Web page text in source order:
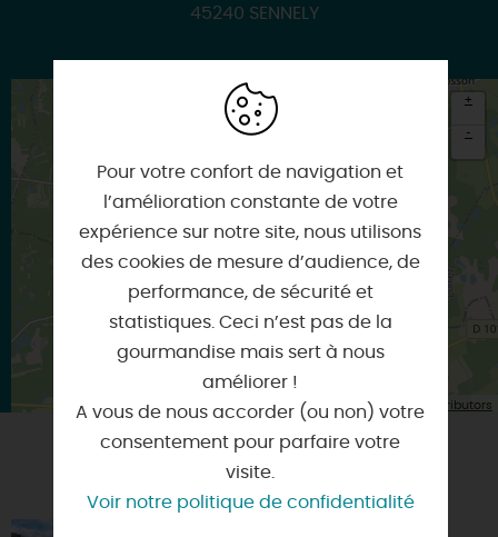
45240 SENNELY
×
SENNELY
+
-
| Map data © OpenStreetMap contributors
VOUS AIMEREZ AUSSI
Pour votre confort de navigation et
l’amélioration constante de votre
expérience sur notre site, nous utilisons
des cookies de mesure d’audience, de
performance, de sécurité et
statistiques. Ceci n’est pas de la
gourmandise mais sert à nous
améliorer !
A vous de nous accorder (ou non) votre
consentement pour parfaire votre
visite.
Voir notre politique de confidentialité